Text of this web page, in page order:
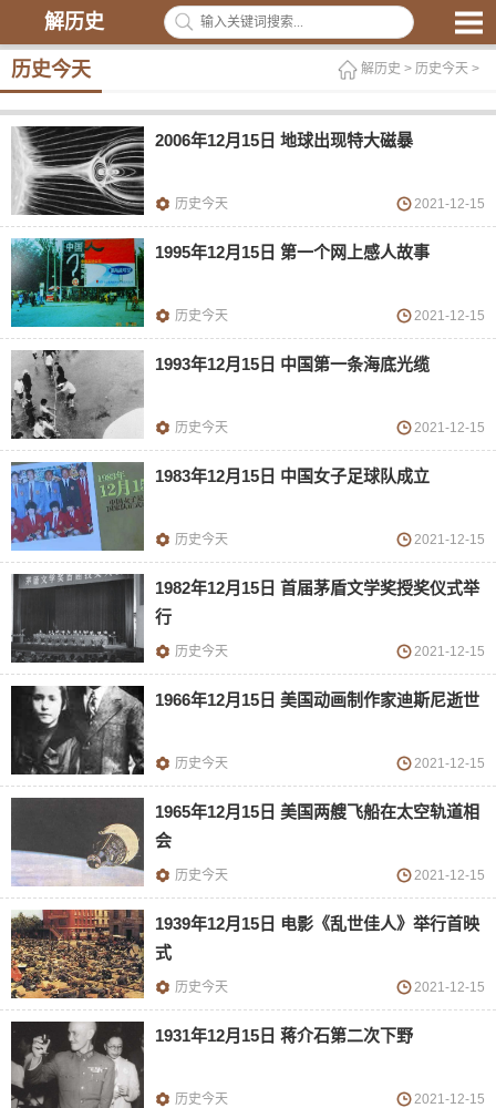
解历史
历史今天 解历史 > 历史今天 >
2006年12月15日 地球出现特大磁暴
历史今天 2021-12-15
1995年12月15日 第一个网上感人故事
历史今天 2021-12-15
1993年12月15日 中国第一条海底光缆
历史今天 2021-12-15
1983年12月15日 中国女子足球队成立
历史今天 2021-12-15
1982年12月15日 首届茅盾文学奖授奖仪式举
行
历史今天 2021-12-15
1966年12月15日 美国动画制作家迪斯尼逝世
历史今天 2021-12-15
1965年12月15日 美国两艘飞船在太空轨道相
会
历史今天 2021-12-15
1939年12月15日 电影《乱世佳人》举行首映
式
历史今天 2021-12-15
1931年12月15日 蒋介石第二次下野
历史今天 2021-12-15